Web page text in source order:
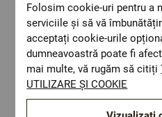
Optiuni de
Folosim cookie-uri pentru a
serviciile și să vă
acceptați cookie-urile
dumneavoastră poate fi
mai multe, vă rugăm să citiți
UTILIZARE ȘI COOKIE